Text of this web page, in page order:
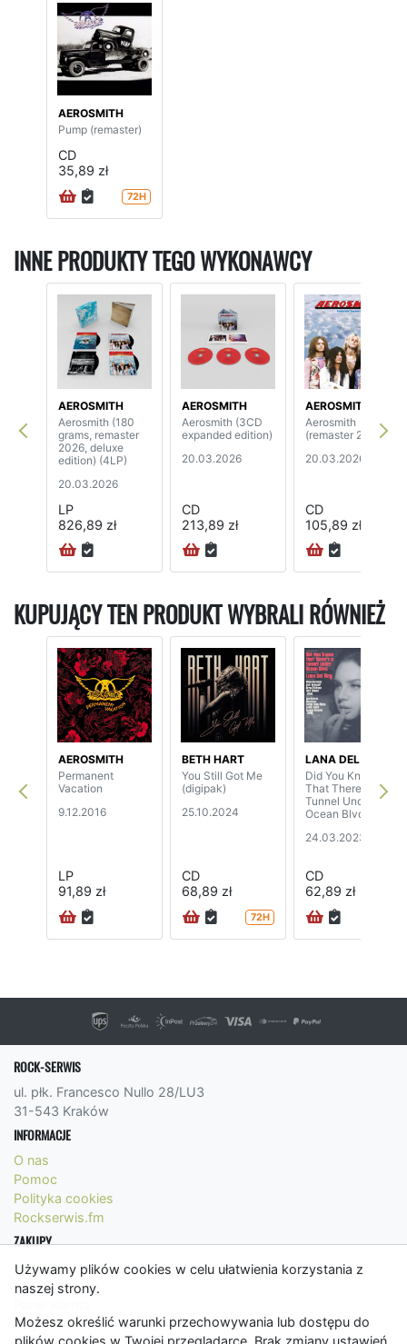
Używamy plików cookies w celu ułatwienia korzystania z
naszej strony.
Możesz określić warunki przechowywania lub dostępu do
plików cookies w Twojej przeglądarce. Brak zmiany ustawień
AEROSMITH
Pump (remaster)
CD
35,89 zł
72H
INNE PRODUKTY TEGO WYKONAWCY
AEROSMITH
Aerosmith (180
grams, remaster
2026, deluxe
edition) (4LP)
20.03.2026
LP
826,89 zł
AEROSMITH
Aerosmith (3CD
expanded edition)
20.03.2026
CD
213,89 zł
AEROSMITH
Aerosmith
(remaster 2026)
20.03.2026
CD
105,89 zł
KUPUJĄCY TEN PRODUKT WYBRALI RÓWNIEŻ
AEROSMITH
Permanent
Vacation
9.12.2016
LP
91,89 zł
BETH HART
You Still Got Me
(digipak)
25.10.2024
CD
68,89 zł
72H
LANA DEL REY
Did You Know
That There's A
Tunnel Under
Ocean Blvd.
24.03.2023
CD
62,89 zł
ROCK-SERWIS
ul. płk. Francesco Nullo 28/LU3
31-543 Kraków
INFORMACJE
O nas
Pomoc
Polityka cookies
Rockserwis.fm
ZAKUPY
Formy płatności
Koszty wysyłki
Regulamin